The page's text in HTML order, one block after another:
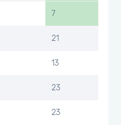
7
21
13
23
23